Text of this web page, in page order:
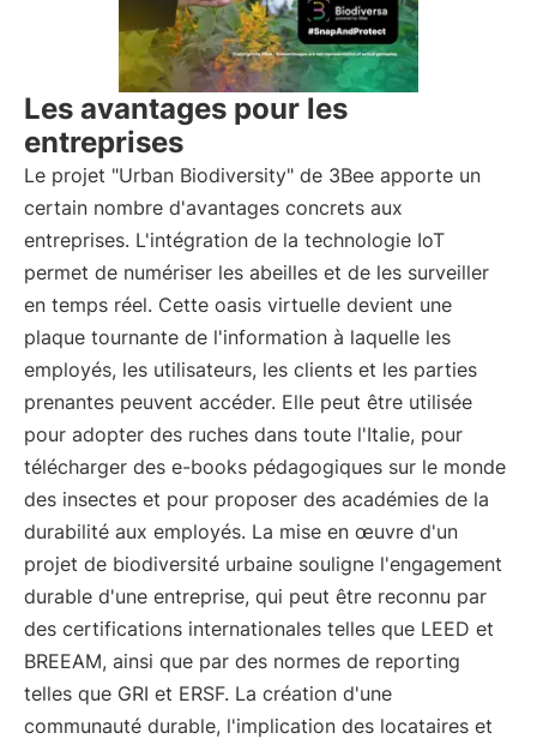
Les avantages pour les
entreprises
Le projet "Urban Biodiversity" de 3Bee apporte un
certain nombre d'avantages concrets aux
entreprises. L'intégration de la technologie IoT
permet de numériser les abeilles et de les surveiller
en temps réel. Cette oasis virtuelle devient une
plaque tournante de l'information à laquelle les
employés, les utilisateurs, les clients et les parties
prenantes peuvent accéder. Elle peut être utilisée
pour adopter des ruches dans toute l'Italie, pour
télécharger des e-books pédagogiques sur le monde
des insectes et pour proposer des académies de la
durabilité aux employés. La mise en œuvre d'un
projet de biodiversité urbaine souligne l'engagement
durable d'une entreprise, qui peut être reconnu par
des certifications internationales telles que LEED et
BREEAM, ainsi que par des normes de reporting
telles que GRI et ERSF. La création d'une
communauté durable, l'implication des locataires et